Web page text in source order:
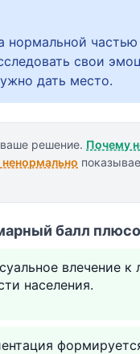
нормальной
свои
дать место.
решение. Почему
балл
влечение
населения.